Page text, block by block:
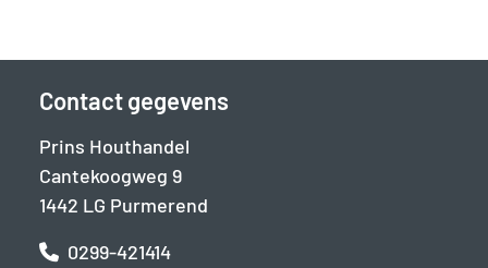
Contact gegevens
Prins Houthandel
Cantekoogweg 9
1442 LG Purmerend
0299-421414